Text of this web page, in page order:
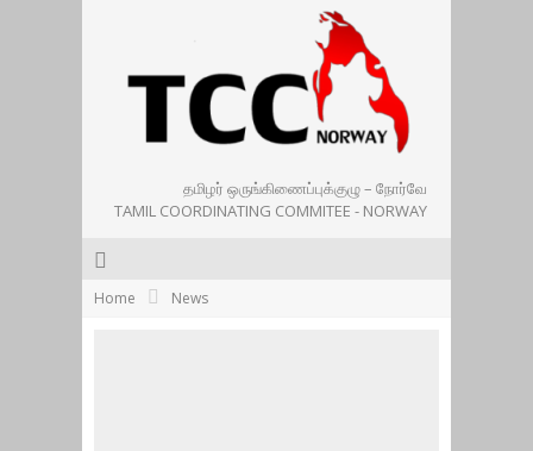
தமிழர் ஒருங்கிணைப்புக்குழு – நோர்வே
TAMIL COORDINATING COMMITEE - NORWAY
Home News